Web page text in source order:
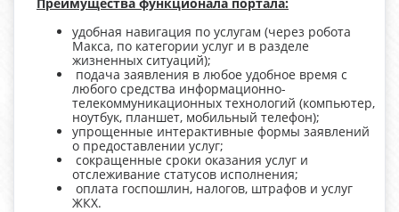
удобная навигация по услугам (через робота
Макса, по категории услуг и в разделе
жизненных ситуаций);
подача заявления в любое удобное время с
любого средства информационно-
телекоммуникационных технологий (компьютер,
ноутбук, планшет, мобильный телефон);
упрощенные интерактивные формы заявлений
о предоставлении услуг;
сокращенные сроки оказания услуг и
отслеживание статусов исполнения;
оплата госпошлин, налогов, штрафов и услуг
ЖКХ.